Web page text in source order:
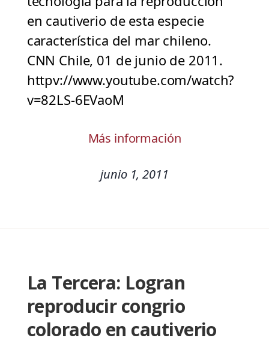
en cautiverio de esta especie
característica del mar chileno.
CNN Chile, 01 de junio de 2011.
httpv://www.youtube.com/watch?
v=82LS-6EVaoM
Más información
junio 1, 2011
La Tercera: Logran
reproducir congrio
colorado en cautiverio